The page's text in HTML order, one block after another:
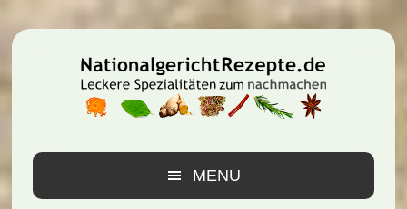
Hauptnavigation
Inhalt
Seitenspalte
MENU